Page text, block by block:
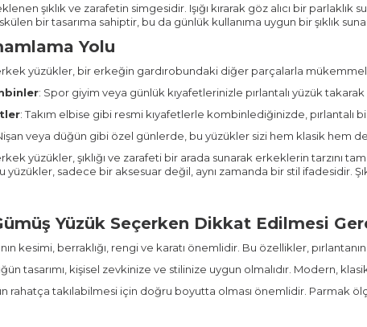
şıklık ve zarafetin simgesidir. Işığı kırarak göz alıcı bir
bir tasarıma sahiptir, bu da günlük kullanıma uygun bir şıklık
Yolu
yüzükler, bir erkeğin gardırobundaki diğer parçalarla
: Spor giyim veya günlük kıyafetlerinizle pırlantalı yüzük
: Takım elbise gibi resmi kıyafetlerle kombinlediğinizde, pırlantalı
veya düğün gibi özel günlerde, bu yüzükler sizi hem klasik hem
yüzükler, şıklığı ve zarafeti bir arada sunarak erkeklerin tarzını
yüzükler, sadece bir aksesuar değil, aynı zamanda bir stil ifadesidir.
Yüzük Seçerken Dikkat Edilmesi
kesimi, berraklığı, rengi ve karatı önemlidir. Bu özellikler,
tasarımı, kişisel zevkinize ve stilinize uygun olmalıdır. Modern,
rahatça takılabilmesi için doğru boyutta olması önemlidir. Parmak